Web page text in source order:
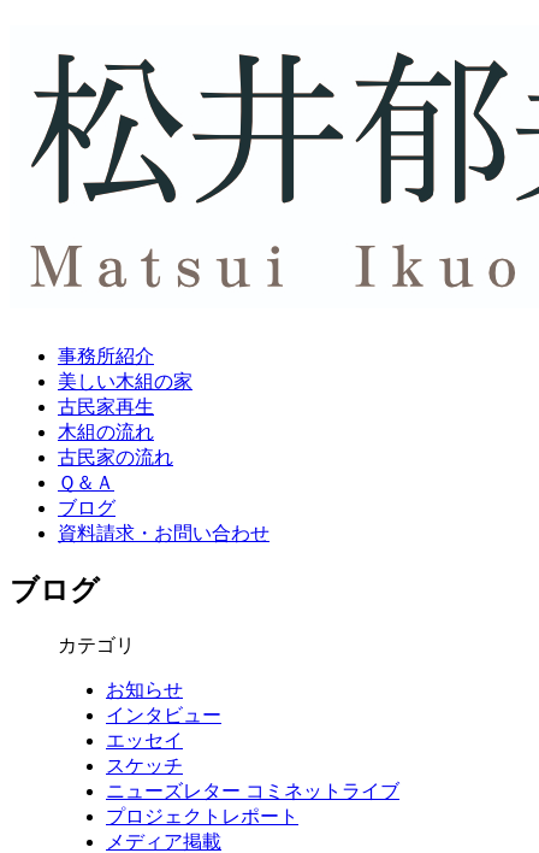
事務所紹介
美しい木組の家
古民家再生
木組の流れ
古民家の流れ
Ｑ＆Ａ
ブログ
資料請求・ お問い合わせ
ブログ
カテゴリ
お知らせ
インタビュー
エッセイ
スケッチ
ニューズレター コミネットライブ
プロジェクトレポート
メディア掲載